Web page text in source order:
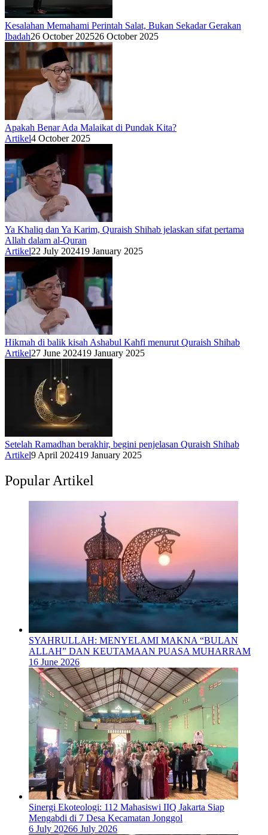
Kesalahan Memahami Perintah Salat, Bukan Sekadar Gerakan
Ibadah26 October 202526 October 2025
Apakah Benar Ada Malaikat di Pundak Kita?
Artikel4 October 2025
Ya Khaliq dan Ya Karim, Quraish Shihab jelaskan sifat pertama
Allah dalam al-Quran
Artikel22 July 202419 January 2025
Hikmah di balik kisah Ashabul Kahfi menurut Quraish Shihab
Artikel27 June 202419 January 2025
Setelah Ramadhan berakhir, begini penjelasan Quraish Shihab
Artikel9 April 202419 January 2025
Popular Artikel
SYAHRULLAH: MENYELAMI MAKNA “BULAN
ALLAH” DAN KEUTAMAAN PUASA MUHARRAM
16 June 2026
‎Sinergi Ekoteologi: 112 Mahasiswi IIQ Jakarta Siap
Mengabdi di 7 Desa Kecamatan Jonggol
6 July 20266 July 2026